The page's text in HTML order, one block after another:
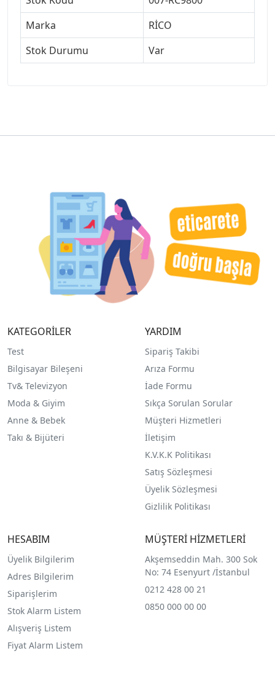
Marka
RİCO
Stok Durumu
Var
KATEGORİLER
Test
Bilgisayar Bileşeni
Tv& Televizyon
Moda & Giyim
Anne & Bebek
Takı & Bijüteri
YARDIM
Sipariş Takibi
Arıza Formu
İade Formu
Sıkça Sorulan Sorular
Müşteri Hizmetleri
İletişim
K.V.K.K Politikası
Satış Sözleşmesi
Üyelik Sözleşmesi
Gizlilik Politikası
HESABIM
Üyelik Bilgilerim
Adres Bilgilerim
Siparişlerim
Stok Alarm Listem
Alışveriş Listem
Fiyat Alarm Listem
MÜŞTERİ HİZMETLERİ
Akşemseddin Mah. 300 Sok
No: 74 Esenyurt /İstanbul
0212 428 00 21
0850 000 00 00